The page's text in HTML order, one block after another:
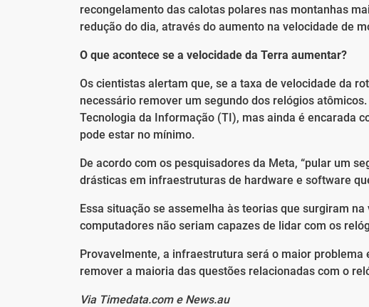
recongelamento das calotas polares nas montanhas
redução do dia, através do aumento na velocidade de
O que acontece se a velocidade da Terra aumentar?
Os cientistas alertam que, se a taxa de velocidade da
necessário remover um segundo dos relógios
Tecnologia da Informação (TI), mas ainda é encarada
pode estar no mínimo.
De acordo com os pesquisadores da Meta, “pular um
drásticas em infraestruturas de hardware e software
Essa situação se assemelha às teorias que surgiram
computadores não seriam capazes de lidar com os
Provavelmente, a infraestrutura será o maior
remover a maioria das questões relacionadas com o
Via Timedata.com e News.au